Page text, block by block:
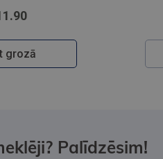
grozā
Palīdzēsim!